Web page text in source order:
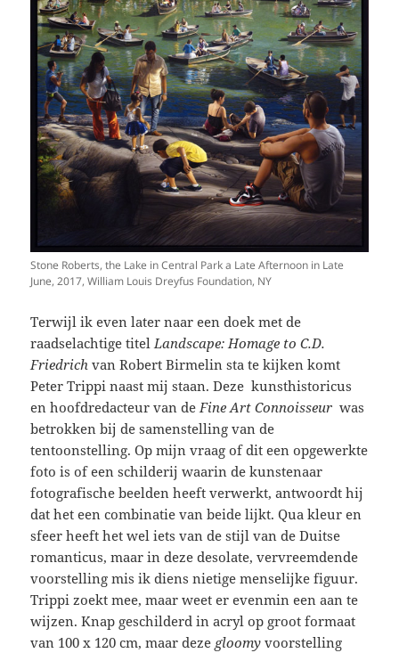
Stone Roberts, the Lake in Central Park a Late Afternoon in Late
June, 2017, William Louis Dreyfus Foundation, NY
Terwijl ik even later naar een doek met de
raadselachtige titelLandscape: Homage to C.D.
Friedrich van Robert Birmelin sta te kijken komt
Peter Trippi naast mij staan. Deze kunsthistoricus
en hoofdredacteur van deFine Art Connoisseur was
betrokken bij de samenstelling van de
tentoonstelling. Op mijn vraag of dit een opgewerkte
foto is of een schilderij waarin de kunstenaar
fotografische beelden heeft verwerkt, antwoordt hij
dat het een combinatie van beide lijkt. Qua kleur en
sfeer heeft het wel iets van de stijl van de Duitse
romanticus, maar in deze desolate, vervreemdende
voorstelling mis ik diens nietige menselijke figuur.
Trippi zoekt mee, maar weet er evenmin een aan te
wijzen. Knap geschilderd in acryl op groot formaat
van 100 x 120 cm, maar deze gloomy voorstelling